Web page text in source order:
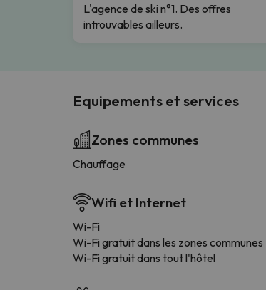
L'agence de ski n°1. Des offres
introuvables ailleurs.
Equipements et services
Zones communes
Chauffage
Wifi et Internet
Wi-Fi
Wi-Fi gratuit dans les zones communes
Wi-Fi gratuit dans tout l'hôtel